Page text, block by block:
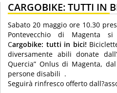
CARGOBIKE: TUTTI IN
Sabato 20 maggio ore 10.30
Pontevecchio di Magenta
Cargobike: tutti in bici!
diversamente abili donate
Quercia” Onlus di Magenta,
persone disabili .
Seguirà rinfresco offerto